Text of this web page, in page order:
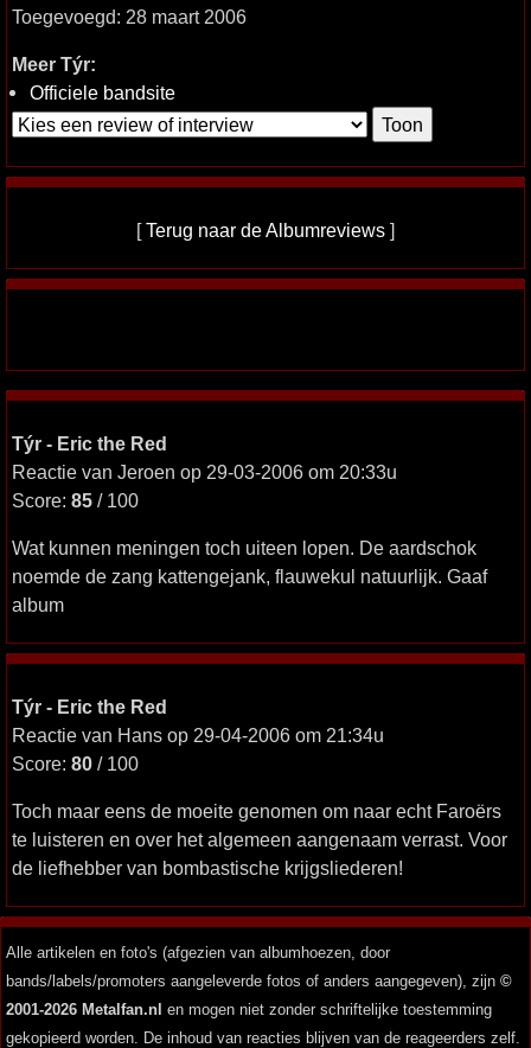
Toegevoegd: 28 maart 2006
Meer Týr:
Officiele bandsite
[Terug naar de Albumreviews ]
Týr - Eric the Red
Reactie van Jeroen op 29-03-2006 om 20:33u
Score: 85 / 100
Wat kunnen meningen toch uiteen lopen. De aardschok
noemde de zang kattengejank, flauwekul natuurlijk. Gaaf
album
Týr - Eric the Red
Reactie van Hans op 29-04-2006 om 21:34u
Score: 80 / 100
Toch maar eens de moeite genomen om naar echt Faroërs
te luisteren en over het algemeen aangenaam verrast. Voor
de liefhebber van bombastische krijgsliederen!
Alle artikelen en foto's (afgezien van albumhoezen, door
bands/labels/promoters aangeleverde fotos of anders aangegeven), zijn ©
2001-2026 Metalfan.nl en mogen niet zonder schriftelijke toestemming
gekopieerd worden. De inhoud van reacties blijven van de reageerders zelf.